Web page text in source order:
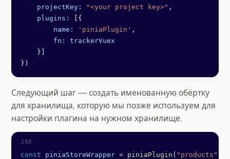
    projectKey:
"<your project key>" ,
    plugins:
[{
        name:
'piniaPlugin' ,
        fn:
trackerVuex
    }]
})
Следующий шаг — создать именованную обёртку
для хранилища, которую мы позже используем для
настройки плагина на нужном хранилище.
const piniaStoreWrapper = piniaPlugin ( "products"